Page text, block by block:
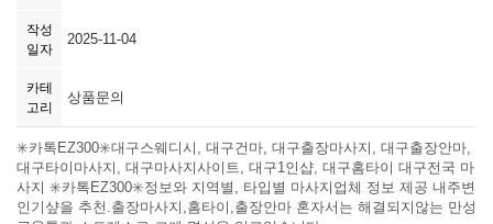
작성
일자
2025-11-04
카테
고리
상품문의
✳️카톡EZ300✳️대구스웨디시, 대구건마, 대구출장마사지, 대구출장안마,
대구타이마사지, 대구마사지사이트, 대구1인샵, 대구홈타이 대구전국 마
사지 ✳️카톡EZ300✳️정보와 지역별, 타입별 마사지업체 정보 제공 내주변
인기샾을 추천.출장마사지,홈타이,출장안마 혼자서는 해결되지않는 만성